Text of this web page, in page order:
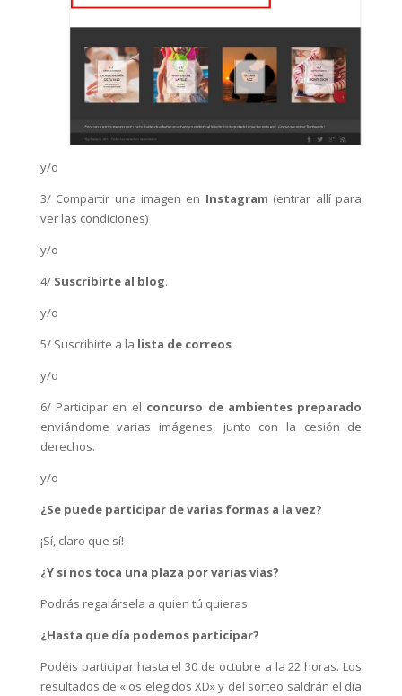
y/o
3/ Compartir una imagen en Instagram (entrar allí para
ver las condiciones)
y/o
4/ Suscribirte al blog.
y/o
5/ Suscribirte a la lista de correos
y/o
6/ Participar en el concurso de ambientes preparado
enviándome varias imágenes, junto con la cesión de
derechos.
y/o
¿Se puede participar de varias formas a la vez?
¡Sí, claro que sí!
¿Y si nos toca una plaza por varias vías?
Podrás regalársela a quien tú quieras
¿Hasta que día podemos participar?
Podéis participar hasta el 30 de octubre a la 22 horas. Los
resultados de «los elegidos XD» y del sorteo saldrán el día